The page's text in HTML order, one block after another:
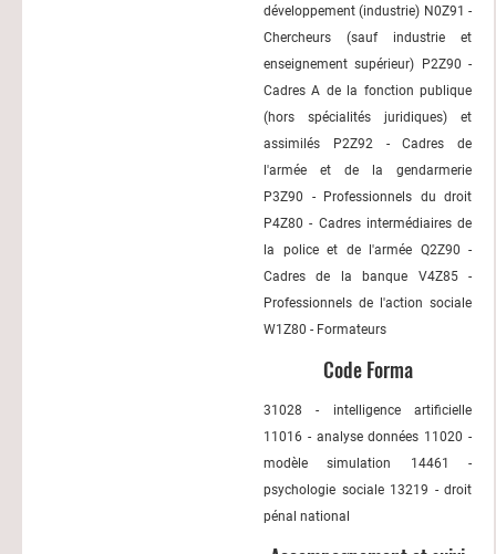
développement (industrie) N0Z91 -
Chercheurs (sauf industrie et
enseignement supérieur) P2Z90 -
Cadres A de la fonction publique
(hors spécialités juridiques) et
assimilés P2Z92 - Cadres de
l'armée et de la gendarmerie
P3Z90 - Professionnels du droit
P4Z80 - Cadres intermédiaires de
la police et de l'armée Q2Z90 -
Cadres de la banque V4Z85 -
Professionnels de l'action sociale
W1Z80 - Formateurs
Code Forma
31028 - intelligence artificielle
11016 - analyse données 11020 -
modèle simulation 14461 -
psychologie sociale 13219 - droit
pénal national